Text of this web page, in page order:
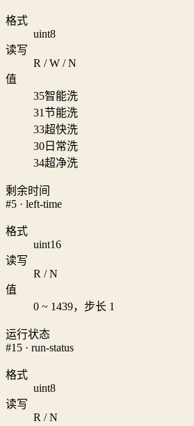
格式
uint8
读写
R / W / N
值
35智能洗
31节能洗
33超快洗
30 日常洗
34超净洗
剩余时间
#5 · left-time
格式
uint16
读写
R / N
值
0 ~ 1439，步长 1
运行状态
#15 · run-status
格式
uint8
读写
R / N